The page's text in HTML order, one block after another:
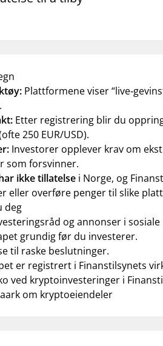
Plattformene viser
Etter registrering blir du
250 EUR/USD).
Investorer opplever krav om
som forsvinner.
ikke tillatelsei Norge, og
eller overføre penger til slike
deg
og annonser i sosiale
grundig før du investerer.
til raske beslutninger.
er registrert i Finanstilsynets
ved kryptoinvesteringer i
om kryptoeiendeler